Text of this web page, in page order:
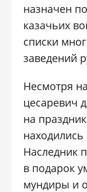
назначен
казачьих
списки
заведений
Несмотря
цесаревич
на
Наследник
в подарок
мундиры и